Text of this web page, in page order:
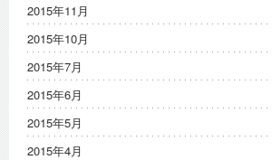
2015年11月
2015年10月
2015年7月
2015年6月
2015年5月
2015年4月